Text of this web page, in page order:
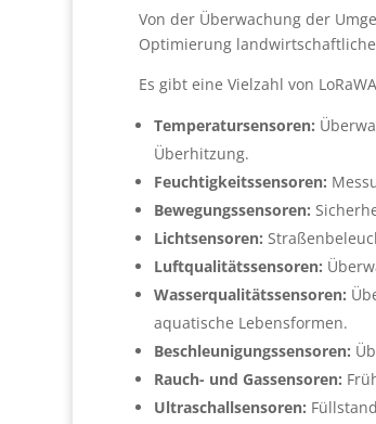
Von der Überwachung der
Optimierung
Es gibt eine Vielzahl von
Temperatursensoren:
Überhitzung.
Feuchtigkeitssensoren:
Bewegungssensoren:
Lichtsensoren:
Luftqualitätssensoren:
Wasserqualitätssensoren:
aquatische Lebensformen.
Beschleunigungssensoren:
Rauch- und Gassensoren:
Ultraschallsensoren: